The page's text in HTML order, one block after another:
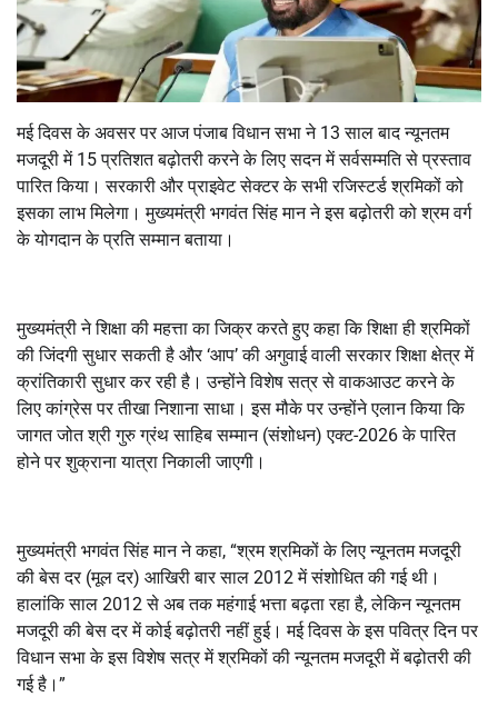
मई दिवस के अवसर पर आज पंजाब विधान सभा ने 13 साल बाद न्यूनतम
मजदूरी में 15 प्रतिशत बढ़ोतरी करने के लिए सदन में सर्वसम्मति से प्रस्ताव
पारित किया। सरकारी और प्राइवेट सेक्टर के सभी रजिस्टर्ड श्रमिकों को
इसका लाभ मिलेगा। मुख्यमंत्री भगवंत सिंह मान ने इस बढ़ोतरी को श्रम वर्ग
के योगदान के प्रति सम्मान बताया।
मुख्यमंत्री ने शिक्षा की महत्ता का जिक्र करते हुए कहा कि शिक्षा ही श्रमिकों
की जिंदगी सुधार सकती है और ‘आप’ की अगुवाई वाली सरकार शिक्षा क्षेत्र में
क्रांतिकारी सुधार कर रही है। उन्होंने विशेष सत्र से वाकआउट करने के
लिए कांग्रेस पर तीखा निशाना साधा। इस मौके पर उन्होंने एलान किया कि
जागत जोत श्री गुरु ग्रंथ साहिब सम्मान (संशोधन) एक्ट-2026 के पारित
होने पर शुक्राना यात्रा निकाली जाएगी।
मुख्यमंत्री भगवंत सिंह मान ने कहा, “श्रम श्रमिकों के लिए न्यूनतम मजदूरी
की बेस दर (मूल दर) आखिरी बार साल 2012 में संशोधित की गई थी।
हालांकि साल 2012 से अब तक महंगाई भत्ता बढ़ता रहा है, लेकिन न्यूनतम
मजदूरी की बेस दर में कोई बढ़ोतरी नहीं हुई। मई दिवस के इस पवित्र दिन पर
विधान सभा के इस विशेष सत्र में श्रमिकों की न्यूनतम मजदूरी में बढ़ोतरी की
गई है।”